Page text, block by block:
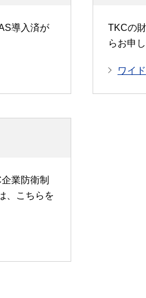
導入済が
TKCの
らお申
ワイド
業防衛制
、こちらを